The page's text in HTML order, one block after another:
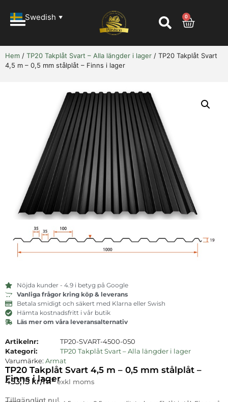
Swedish ▼ 0
Hem / TP20 Takplåt Svart – Alla längder i lager / TP20 Takplåt Svart
4,5 m – 0,5 mm stålplåt – Finns i lager
Nöjda kunder - 4.9 i betyg på Google
Vanliga frågor kring köp & leverans
Betala smidigt och säkert med Klarna eller Swish
Hämta kostnadsfritt i vår butik
Läs mer om våra leveransalternativ
Artikelnr:
TP20-SVART-4500-050
Kategori:
TP20 Takplåt Svart – Alla längder i lager
Varumärke: Armat
TP20 Takplåt Svart 4,5 m – 0,5 mm stålplåt –
Finns i lager
453,15 kr/m² exkl moms